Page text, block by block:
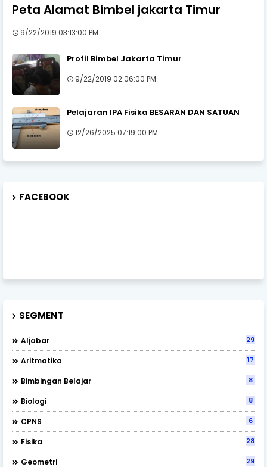
Peta Alamat Bimbel jakarta Timur
9/22/2019 03:13:00 PM
Profil Bimbel Jakarta Timur
9/22/2019 02:06:00 PM
Pelajaran IPA Fisika BESARAN DAN SATUAN
12/26/2025 07:19:00 PM
FACEBOOK
SEGMENT
Aljabar 29
Aritmatika 17
Bimbingan Belajar 8
Biologi 8
CPNS 6
Fisika 28
Geometri 29